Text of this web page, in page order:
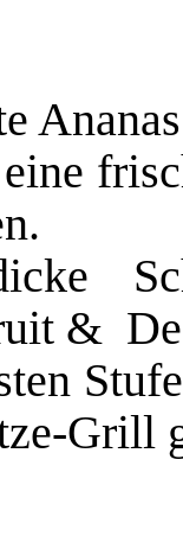
&
Grill